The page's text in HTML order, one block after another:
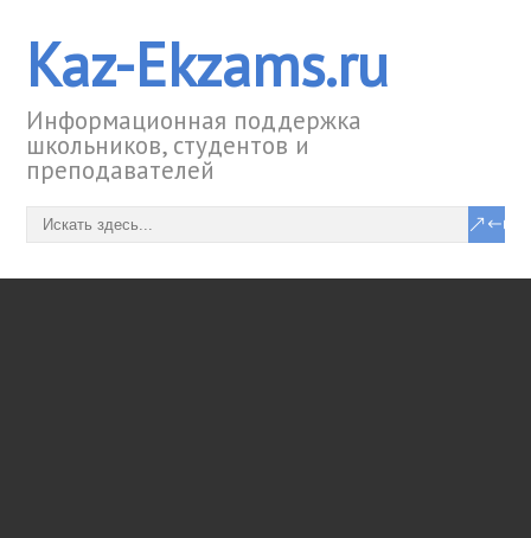
Kaz-Ekzams.ru
Информационная поддержка
школьников, студентов и
преподавателей